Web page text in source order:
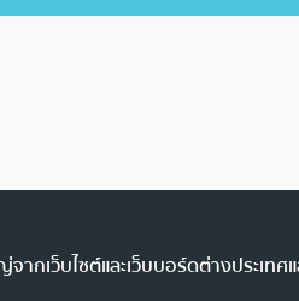
ากเว็บไซต์และเว็บบอร์ดต่างประเท